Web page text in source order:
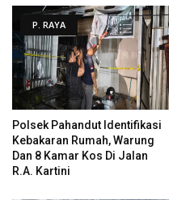
P. RAYA
Polsek Pahandut Identifikasi
Kebakaran Rumah, Warung
Dan 8 Kamar Kos Di Jalan
R.A. Kartini